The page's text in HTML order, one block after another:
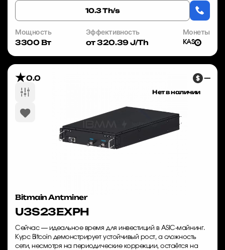
10.3 Th/s
Мощность
3300 Вт
Эффективность
от 320.39 J/Th
Монеты
KAS
Bitmain Antminer
U3S23EXPH
—
Сейчас — идеальное время для инвестиций в ASIC-майнинг.
Курс Bitcoin демонстрирует устойчивый рост, а сложность
сети, несмотря на периодические коррекции, остаётся на
Нет в наличии
0.0